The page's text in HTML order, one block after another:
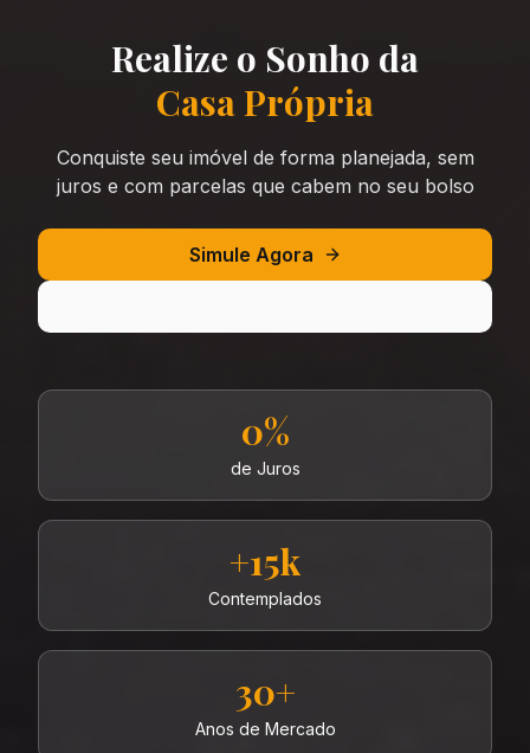
Realize o Sonho da
Casa Própria
Conquiste seu imóvel de forma planejada, sem
juros e com parcelas que cabem no seu bolso
Simule Agora
0%
de Juros
+15k
Contemplados
30+
Anos de Mercado